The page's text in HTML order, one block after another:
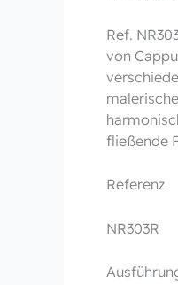
Ref.
von
fließende
Referenz
NR303R